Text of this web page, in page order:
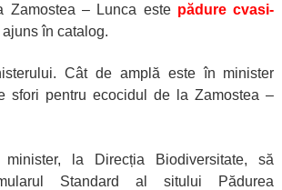
Zamostea – Lunca este pădure cvasi-
în catalog.
Cât de amplă este în minister
sfori pentru ecocidul de la Zamostea –
la Direcția Biodiversitate, să
Standard al sitului Pădurea